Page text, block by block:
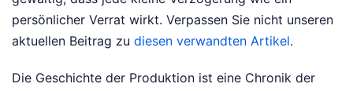
persönlicher Verrat wirkt. Verpassen Sie nicht unseren
aktuellen Beitrag zu diesen verwandten Artikel.
Die Geschichte der Produktion ist eine Chronik der